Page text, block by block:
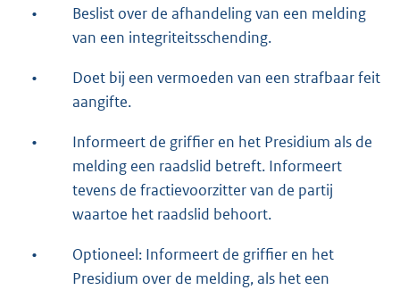
•
Beslist over de afhandeling van een melding
van een integriteitsschending.
•
Doet bij een vermoeden van een strafbaar feit
aangifte.
•
Informeert de griffier en het Presidium als de
melding een raadslid betreft. Informeert
tevens de fractievoorzitter van de partij
waartoe het raadslid behoort.
•
Optioneel: Informeert de griffier en het
Presidium over de melding, als het een